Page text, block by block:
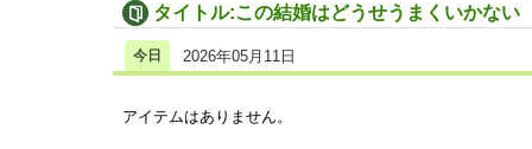
タイトル:この結婚はどうせうまくいかない
今日 2026年05月11日
アイテムはありません。